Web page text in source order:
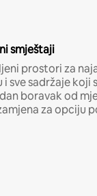
smještaji
prostori za
sve sadržaje koji
boravak od
za opciju